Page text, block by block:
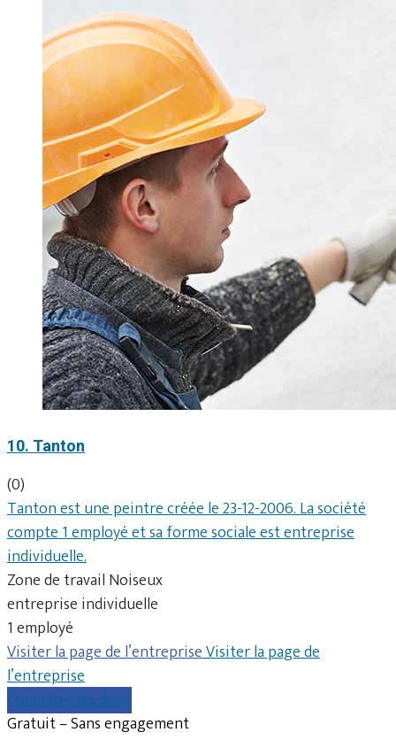
10. Tanton
(0)
Tanton est une peintre créée le 23-12-2006. La société
compte 1 employé et sa forme sociale est entreprise
individuelle.
Zone de travail Noiseux
entreprise individuelle
1 employé
Visiter la page de l’entrepriseVisiter la page de
l’entreprise
Comparer les devis
Gratuit – Sans engagement